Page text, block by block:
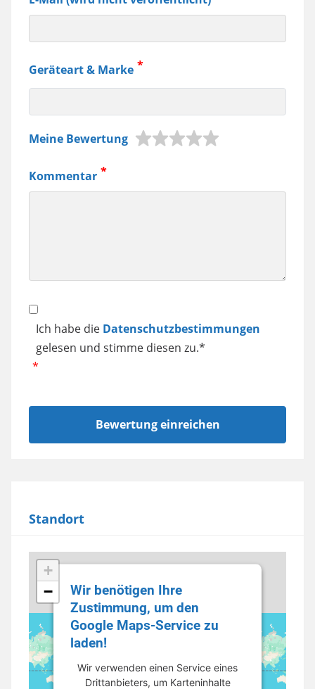
Geräteart & Marke
Jura
Samsung
Meine Bewertung
Kommentar
Datenschutz
Ich habe die Datenschutzbestimmungen
gelesen und stimme diesen zu.*
Standort
+
−
Wir benötigen Ihre
Zustimmung, um den
Google Maps-Service zu
laden!
Wir verwenden einen Service eines
Drittanbieters, um Karteninhalte